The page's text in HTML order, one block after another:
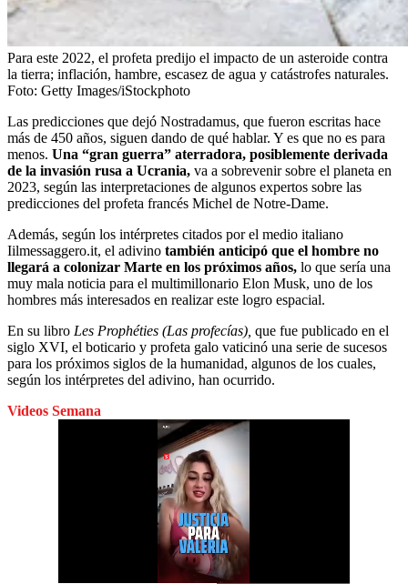
Para este 2022, el profeta predijo el impacto de un asteroide contra
la tierra; inflación, hambre, escasez de agua y catástrofes naturales.
Foto: Getty Images/iStockphoto
Las predicciones que dejó Nostradamus, que fueron escritas hace
más de 450 años, siguen dando de qué hablar. Y es que no es para
menos. Una “gran guerra” aterradora, posiblemente derivada
de la invasión rusa a Ucrania, va a sobrevenir sobre el planeta en
2023, según las interpretaciones de algunos expertos sobre las
predicciones del profeta francés Michel de Notre-Dame.
Además, según los intérpretes citados por el medio italiano
Iilmessaggero.it, el adivino también anticipó que el hombre no
llegará a colonizar Marte en los próximos años, lo que sería una
muy mala noticia para el multimillonario Elon Musk, uno de los
hombres más interesados en realizar este logro espacial.
En su libro Les Prophéties (Las profecías), que fue publicado en el
siglo XVI, el boticario y profeta galo vaticinó una serie de sucesos
para los próximos siglos de la humanidad, algunos de los cuales,
según los intérpretes del adivino, han ocurrido.
Videos Semana